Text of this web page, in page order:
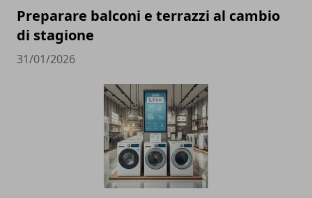
Preparare balconi e terrazzi al cambio
di stagione
31/01/2026